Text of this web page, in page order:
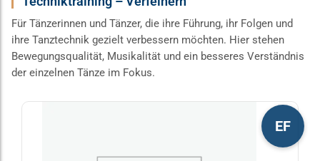
Für Tänzerinnen und Tänzer, die ihre Führung, ihr Folgen und
ihre Tanztechnik gezielt verbessern möchten. Hier stehen
Bewegungsqualität, Musikalität und ein besseres Verständnis
der einzelnen Tänze im Fokus.
EF